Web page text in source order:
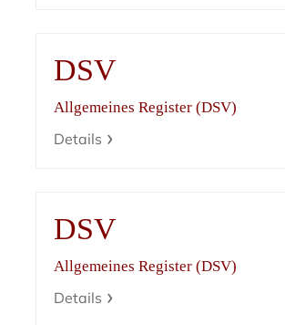
DSV
Allgemeines Register (DSV)
Details
DSV
Allgemeines Register (DSV)
Details